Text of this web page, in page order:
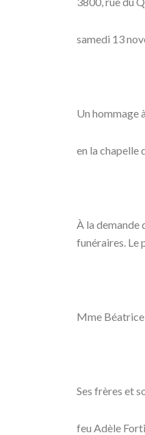
samedi 13
Un hommage
en la chapelle
À la demande
funéraires. Le
Mme Béatrice
Ses frères et
feu Adèle